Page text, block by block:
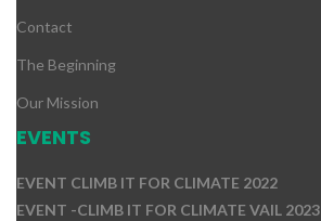
Contact
The Beginning
Our Mission
EVENTS
EVENT CLIMB IT FOR CLIMATE 2022
EVENT -CLIMB IT FOR CLIMATE VAIL 2023